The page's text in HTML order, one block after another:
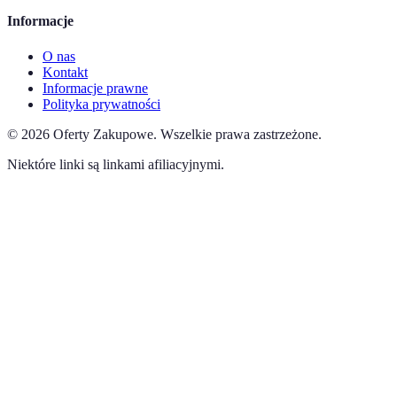
Informacje
O nas
Kontakt
Informacje prawne
Polityka prywatności
© 2026 Oferty Zakupowe. Wszelkie prawa zastrzeżone.
Niektóre linki są linkami afiliacyjnymi.